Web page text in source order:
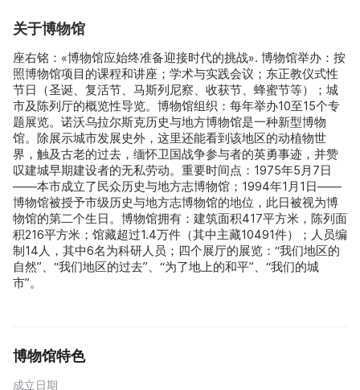
关于博物馆
座右铭：«博物馆应始终准备迎接时代的挑战». 博物馆举办：按
照博物馆项目的课程和讲座；学术与实践会议；东正教仪式性
节日（圣诞、复活节、马斯列尼察、收获节、蜂蜜节等）；城
市及陈列厅的概览性导览。博物馆组织：每年举办10至15个专
题展览。诺沃乌拉尔斯克历史与地方博物馆是一种新型博物
馆。除展示城市发展史外，这里还能看到该地区的动植物世
界，触及古老的过去，缅怀卫国战争参与者的英勇事迹，并赞
叹建城早期建设者的无私劳动。重要时间点：1975年5月7日
——本市成立了民众历史与地方志博物馆；1994年1月1日——
博物馆被授予市级历史与地方志博物馆的地位，此日被视为博
物馆的第二个生日。博物馆拥有：建筑面积417平方米，陈列面
积216平方米；馆藏超过1.4万件（其中主藏10491件）；人员编
制14人，其中6名为科研人员；四个展厅的展览：“我们地区的
自然”、“我们地区的过去”、“为了地上的和平”、“我们的城
市”。
博物馆特色
成立日期